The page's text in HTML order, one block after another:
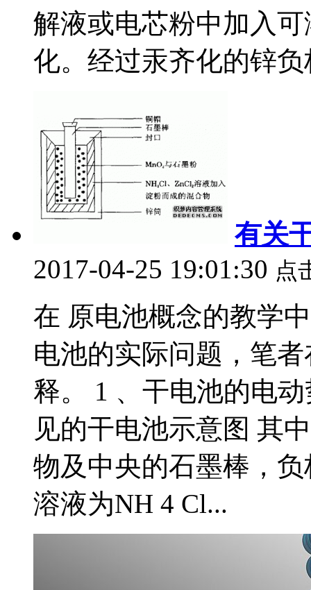
解液或电芯粉中加入
化。经过汞齐化的锌
有关
2017-04-25 19:01:30 点
在 原电池概念的教学
电池的实际问题，笔
释。 1 、干电池的电
见的干电池示意图 其
物及中央的石墨棒，
溶液为NH 4 Cl...